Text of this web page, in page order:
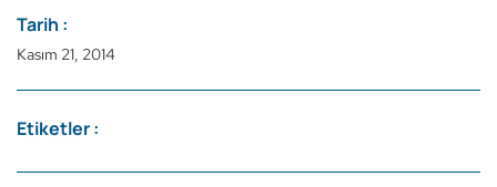
Tarih :
Kasım 21, 2014
Etiketler :